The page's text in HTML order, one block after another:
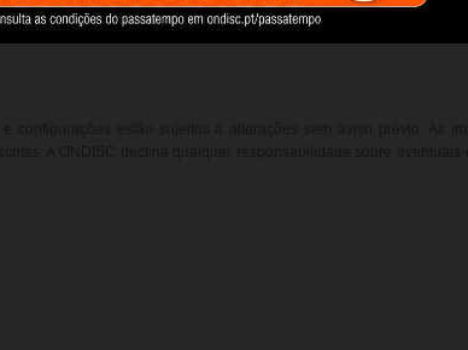
Resolução de Litígios Online